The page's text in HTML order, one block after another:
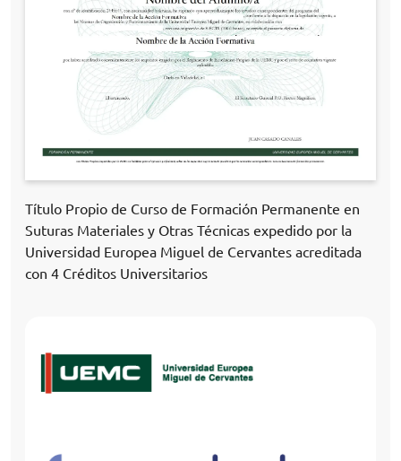
Título Propio de Curso de Formación Permanente en
Suturas Materiales y Otras Técnicas expedido por la
Universidad Europea Miguel de Cervantes acreditada
con 4 Créditos Universitarios